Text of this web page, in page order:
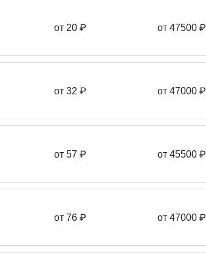
от 20 ₽ от 47500₽
от 32 ₽ от 47000₽
от 57 ₽ от 45500₽
от 76 ₽ от 47000 ₽